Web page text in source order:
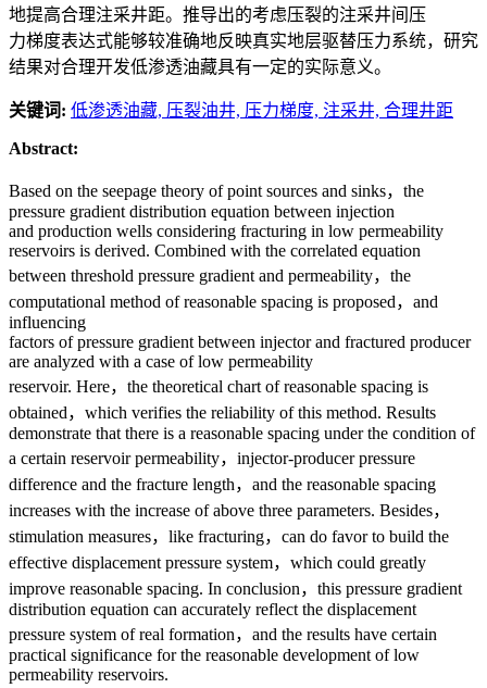
地提高合理注采井距。推导出的考虑压裂的注采井间压
力梯度表达式能够较准确地反映真实地层驱替压力系统，研究
结果对合理开发低渗透油藏具有一定的实际意义。
关键词: 低渗透油藏, 压裂油井, 压力梯度, 注采井, 合理井距
Abstract:
Based on the seepage theory of point sources and sinks，the
pressure gradient distribution equation between injection
and production wells considering fracturing in low permeability
reservoirs is derived. Combined with the correlated equation
between threshold pressure gradient and permeability，the
computational method of reasonable spacing is proposed，and
influencing
factors of pressure gradient between injector and fractured producer
are analyzed with a case of low permeability
reservoir. Here，the theoretical chart of reasonable spacing is
obtained，which verifies the reliability of this method. Results
demonstrate that there is a reasonable spacing under the condition of
a certain reservoir permeability，injector-producer pressure
difference and the fracture length，and the reasonable spacing
increases with the increase of above three parameters. Besides，
stimulation measures，like fracturing，can do favor to build the
effective displacement pressure system，which could greatly
improve reasonable spacing. In conclusion，this pressure gradient
distribution equation can accurately reflect the displacement
pressure system of real formation，and the results have certain
practical significance for the reasonable development of low
permeability reservoirs.